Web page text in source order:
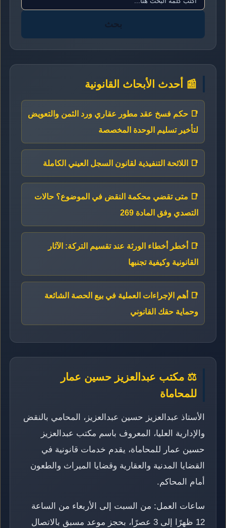
بحث
📰 أحدث الأبحاث القانونية
📑 حكم فسخ عقد مطور عقاري ورد الثمن والتعويض
لتأخير تسليم الوحدة المخصصة
📑 اللائحة التنفيذية لقانون السجل العيني الكاملة
📑 متى تقضي محكمة النقض في الموضوع؟ حالات
التصدي وفق المادة 269
📑 أخطر أخطاء الورثة عند تقسيم التركة: الآثار
القانونية وكيفية تجنبها
📑 أهم الإجراءات العملية في بيع الحصة الشائعة
وحماية حقك القانوني
⚖️ مكتب عبدالعزيز حسين عمار
للمحاماة
الأستاذ عبدالعزيز حسين عبدالعزيز، المحامي بالنقض
والإدارية العليا، المعروف باسم مكتب عبدالعزيز
حسين عمار للمحاماة، يقدم خدمات قانونية في
القضايا المدنية والعقارية وقضايا الميراث والطعون
أمام المحاكم.
ساعات العمل: من السبت إلى الأربعاء من الساعة
12 ظهرًا إلى 3 عصرًا، بحجز موعد مسبق بالاتصال